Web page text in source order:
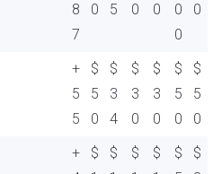
8
7
0
5
0
0
0
0
0
+
5
5
$
5
0
$
3
4
$
3
0
$
3
0
$
5
0
$
5
0
+
$
$
$
$
$
$